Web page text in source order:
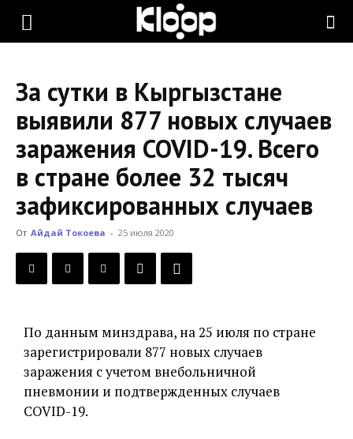
KLOOP.KG
Новости
Кыргызстана
За сутки в Кыргызстане
выявили 877 новых случаев
заражения COVID-19. Всего
в стране более 32 тысяч
зафиксированных случаев
От Айдай Токоева - 25 июля 2020
По данным минздрава, на 25 июля по стране
зарегистрировали 877 новых случаев
заражения с учетом внебольничной
пневмонии и подтвержденных случаев
COVID-19.